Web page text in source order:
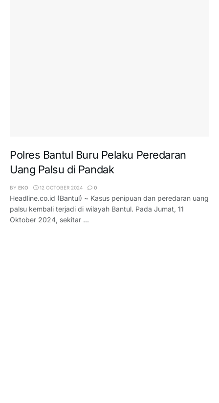
Polres Bantul Buru Pelaku Peredaran
Uang Palsu di Pandak
BY EKO 12 OCTOBER 2024 0
Headline.co.id (Bantul) ~ Kasus penipuan dan peredaran uang
palsu kembali terjadi di wilayah Bantul. Pada Jumat, 11
Oktober 2024, sekitar ...